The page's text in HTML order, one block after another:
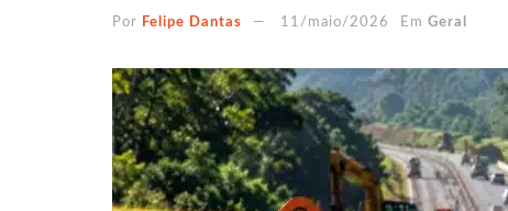
Por Felipe Dantas 11/maio/2026 Em Geral